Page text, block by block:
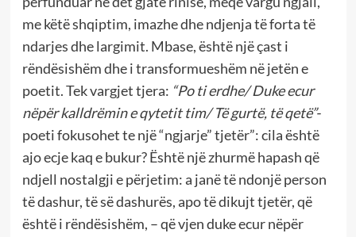
me këtë shqiptim, imazhe dhe ndjenja të forta të
ndarjes dhe largimit. Mbase, është një çast i
rëndësishëm dhe i transformueshëm në jetën e
poetit. Tek vargjet tjera: “Po ti erdhe/ Duke ecur
nëpër kalldrëmin e qytetit tim/ Të gurtë, të qetë”-
poeti fokusohet te një “ngjarje” tjetër”: cila është
ajo ecje kaq e bukur? Është një zhurmë hapash që
ndjell nostalgji e përjetim: a janë të ndonjë person
të dashur, të së dashurës, apo të dikujt tjetër, që
është i rëndësishëm, – që vjen duke ecur nëpër